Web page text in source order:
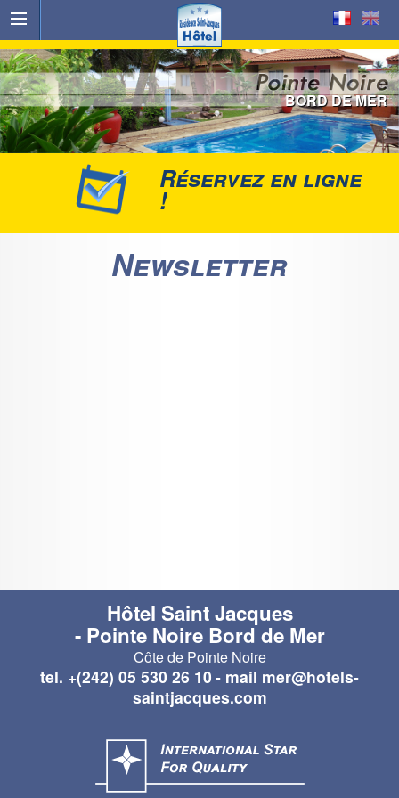
BORD DE MER
Réservez en ligne
!
Newsletter
Hôtel Saint Jacques
- Pointe Noire Bord de Mer
Côte de Pointe Noire
tel. +(242) 05 530 26 10 - mail mer@hotels-
saintjacques.com